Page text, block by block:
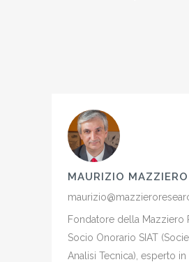
MAURIZIO MAZZIERO
Fondatore della Mazziero
Socio Onorario SIAT
Analisi Tecnica), esperto